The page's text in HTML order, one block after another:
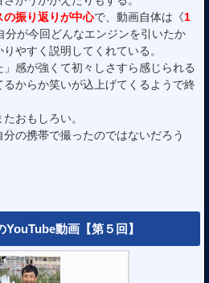
の振り返りが中心で、動画自体は《1
分が今回どんなエンジンを引いたか
やすく説明してくれている。
」感が強くて初々しさすら感じられる
からか笑いが込上げてくるようで終
おもしろい。
の携帯で撮ったのではないだろう
動画【第５回】